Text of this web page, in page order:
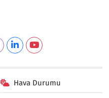
Hava Durumu